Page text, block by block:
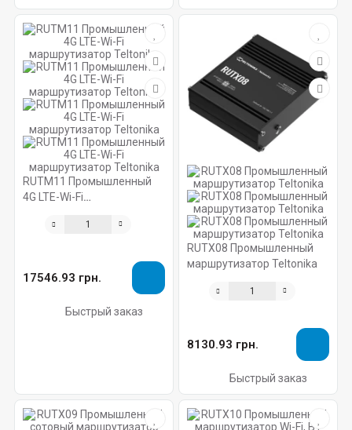
RUTM11 Промышленный
4G LTE-Wi-Fi
17546.93 грн.
Быстрый заказ
RUTX08 Промышленный
маршрутизатор Teltonika
8130.93 грн.
Быстрый заказ